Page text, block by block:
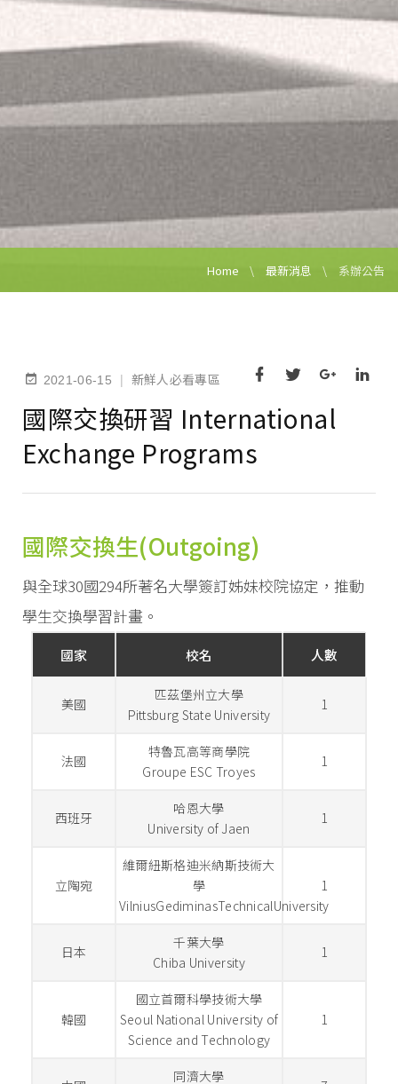
Home 最新消息 系辦公告
2021-06-15 | 新鮮人必看專區
國際交換研習 International
Exchange Programs
國際交換生(Outgoing)
與全球30國294所著名大學簽訂姊妹校院協定，推動
學生交換學習計畫。
國家 校名 人數
美國
匹茲堡州立大學
Pittsburg State University
1
法國
特魯瓦高等商學院
Groupe ESC Troyes
1
西班牙
哈恩大學
University of Jaen
1
立陶宛
維爾紐斯格迪米納斯技術大
學
VilniusGediminasTechnicalUniversity
1
日本
千葉大學
Chiba University
1
韓國
國立首爾科學技術大學
Seoul National University of
Science and Technology
1
同濟大學